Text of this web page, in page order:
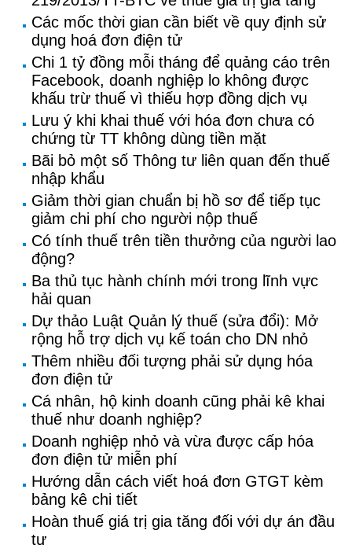
Các mốc thời gian cần biết về quy định sử
dụng hoá đơn điện tử
Chi 1 tỷ đồng mỗi tháng để quảng cáo trên
Facebook, doanh nghiệp lo không được
khấu trừ thuế vì thiếu hợp đồng dịch vụ
Lưu ý khi khai thuế với hóa đơn chưa có
chứng từ TT không dùng tiền mặt
Bãi bỏ một số Thông tư liên quan đến thuế
nhập khẩu
Giảm thời gian chuẩn bị hồ sơ để tiếp tục
giảm chi phí cho người nộp thuế
Có tính thuế trên tiền thưởng của người lao
động?
Ba thủ tục hành chính mới trong lĩnh vực
hải quan
Dự thảo Luật Quản lý thuế (sửa đổi): Mở
rộng hỗ trợ dịch vụ kế toán cho DN nhỏ
Thêm nhiều đối tượng phải sử dụng hóa
đơn điện tử
Cá nhân, hộ kinh doanh cũng phải kê khai
thuế như doanh nghiệp?
Doanh nghiệp nhỏ và vừa được cấp hóa
đơn điện tử miễn phí
Hướng dẫn cách viết hoá đơn GTGT kèm
bảng kê chi tiết
Hoàn thuế giá trị gia tăng đối với dự án đầu
tư